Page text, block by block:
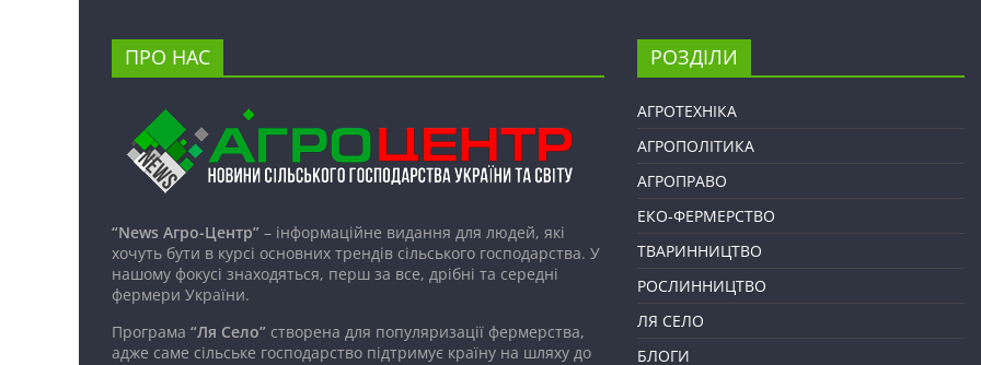
ПРО НАС
“News Агро-Центр” – інформаційне видання для людей, які
хочуть бути в курсі основних трендів сільського господарства. У
нашому фокусі знаходяться, перш за все, дрібні та середні
фермери України.
Програма “Ля Село” створена для популяризації фермерства,
адже саме сільське господарство підтримує країну на шляху до
РОЗДІЛИ
АГРОТЕХНІКА
АГРОПОЛІТИКА
АГРОПРАВО
ЕКО-ФЕРМЕРСТВО
ТВАРИННИЦТВО
РОСЛИННИЦТВО
ЛЯ СЕЛО
БЛОГИ